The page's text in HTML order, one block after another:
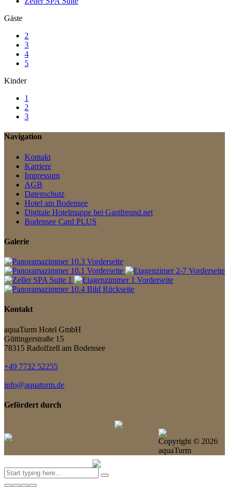
Gäste
2
3
4
5
Kinder
1
2
3
Navigation
Kontakt
Karriere
Impressum
AGB
Datenschutz
Hotel am Bodensee
Digitale Hotelmappe bei Gastfreund.net
Bodensee Card PLUS
Galerie
Kontakt
aquaTurm Hotel GmbH
Güttingerstraße 15
78315 Radolfzell am Bodensee
+49 7732 52255
info@aquaturm.de
Gefördert durch
Copyright © 2026
aquaTurm